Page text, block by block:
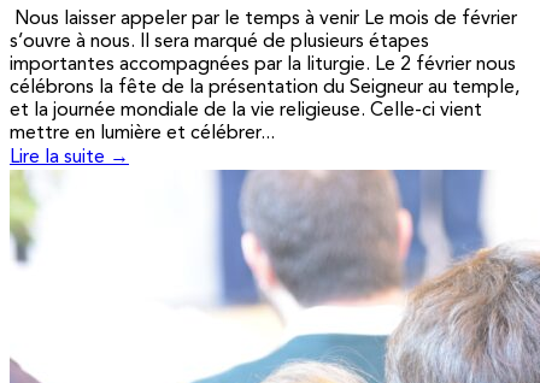
Nous laisser appeler par le temps à venir Le mois de février
s’ouvre à nous. Il sera marqué de plusieurs étapes
importantes accompagnées par la liturgie. Le 2 février nous
célébrons la fête de la présentation du Seigneur au temple,
et la journée mondiale de la vie religieuse. Celle-ci vient
mettre en lumière et célébrer...
Lire la suite →